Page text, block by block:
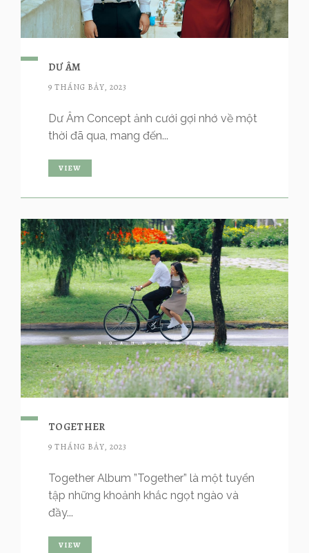
DƯ ÂM
9 THÁNG BẢY, 2023
Dư Âm Concept ảnh cưới gợi nhớ về một
thời đã qua, mang đến...
VIEW
TOGETHER
9 THÁNG BẢY, 2023
Together Album ”Together” là một tuyển
tập những khoảnh khắc ngọt ngào và
đầy...
VIEW